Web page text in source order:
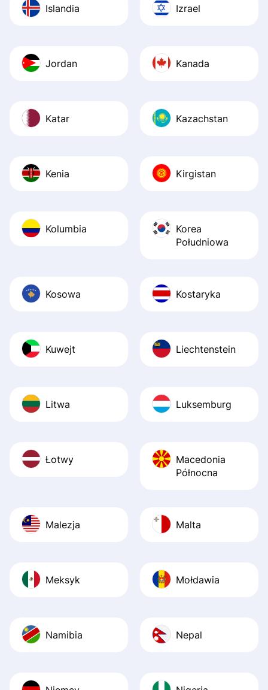
Islandia Izrael
Jordan Kanada
Katar Kazachstan
Kenia Kirgistan
Kolumbia
Korea
Południowa
Kosowa Kostaryka
Kuwejt Liechtenstein
Litwa Luksemburg
Łotwy
Macedonia
Północna
Malezja Malta
Meksyk Mołdawia
Namibia Nepal